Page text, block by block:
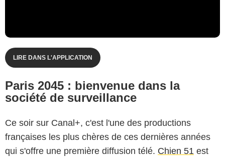
LIRE DANS L'APPLICATION
Paris 2045 : bienvenue dans la
société de surveillance
Ce soir sur Canal+, c'est l'une des productions
françaises les plus chères de ces dernières années
qui s'offre une première diffusion télé. Chien 51 est